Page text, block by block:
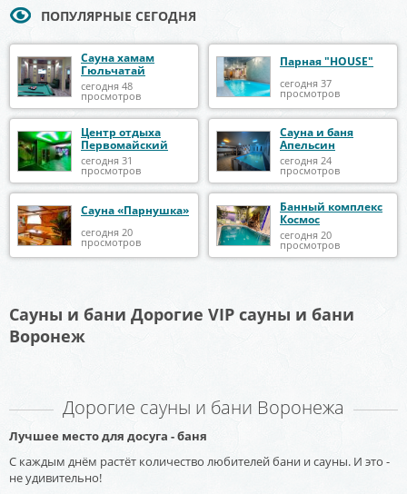
ПОПУЛЯРНЫЕ СЕГОДНЯ
Сауна хамам
Гюльчатай
сегодня 48
просмотров
Парная "HOUSE"
сегодня 37
просмотров
Центр отдыха
Первомайский
сегодня 31
просмотров
Сауна и баня
Апельсин
сегодня 24
просмотров
Сауна «Парнушка»
сегодня 20
просмотров
Банный комплекс
Космос
сегодня 20
просмотров
Сауны и бани Дорогие VIP сауны и бани
Воронеж
Дорогие сауны и бани Воронежа
Лучшее место для досуга - баня
С каждым днём растёт количество любителей бани и сауны. И это -
не удивительно!